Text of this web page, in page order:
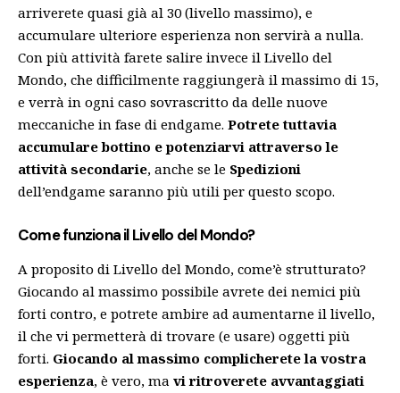
arriverete quasi già al 30 (livello massimo), e
accumulare ulteriore esperienza non servirà a nulla.
Con più attività farete salire invece il Livello del
Mondo, che difficilmente raggiungerà il massimo di 15,
e verrà in ogni caso sovrascritto da delle nuove
meccaniche in fase di endgame. Potrete tuttavia
accumulare bottino e potenziarvi attraverso le
attività secondarie, anche se le Spedizioni
dell’endgame saranno più utili per questo scopo.
Come funziona il Livello del Mondo?
A proposito di Livello del Mondo, come’è strutturato?
Giocando al massimo possibile avrete dei nemici più
forti contro, e potrete ambire ad aumentarne il livello,
il che vi permetterà di trovare (e usare) oggetti più
forti. Giocando al massimo complicherete la vostra
esperienza, è vero, ma vi ritroverete avvantaggiati